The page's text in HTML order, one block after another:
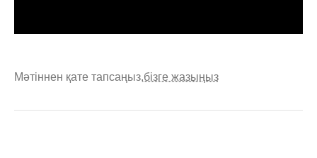
Мәтіннен қате тапсаңыз,бізге жазыңыз